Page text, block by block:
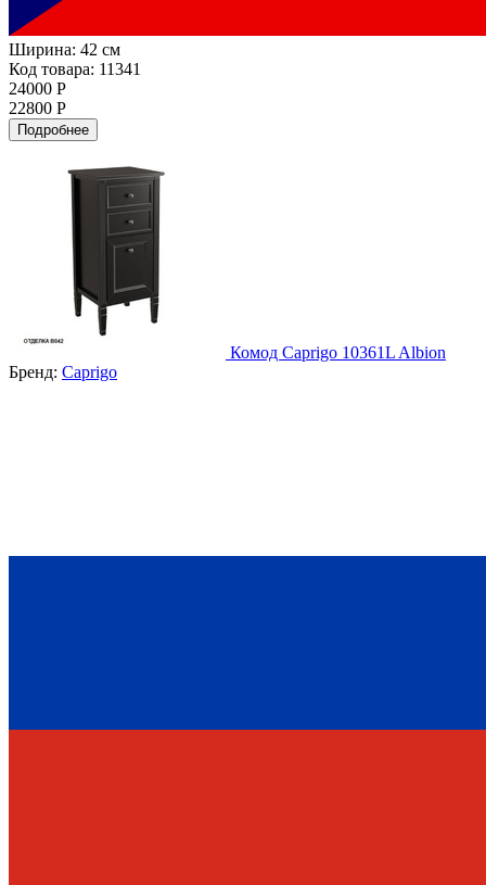
Ширина: 42 см
Код товара: 11341
24000 Р
22800 Р
Подробнее
Комод Caprigo 10361L Albion
Бренд: Caprigo